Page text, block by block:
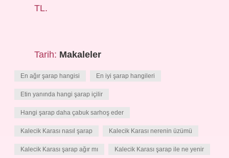
TL.
Tarih: Makaleler
En ağır şarap hangisi En iyi şarap hangileri
Etin yanında hangi şarap içilir
Hangi şarap daha çabuk sarhoş eder
Kalecik Karası nasıl şarap Kalecik Karası nerenin üzümü
Kalecik Karası şarap ağır mı Kalecik Karası şarap ile ne yenir